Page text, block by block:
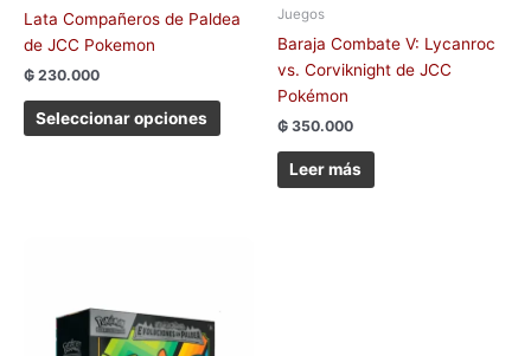
Lata Compañeros de Paldea
de JCC Pokemon
₲ 230.000
Seleccionar opciones
en
Juegos
Baraja Combate V: Lycanroc
vs. Corviknight de JCC
Pokémon
₲ 350.000
Leer más